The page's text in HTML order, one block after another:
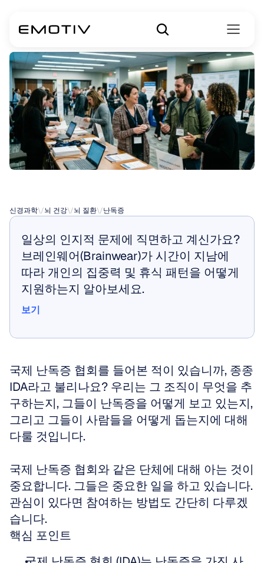
신경과학\/뇌 건강\/뇌 질환\/난독증
일상의 인지적 문제에 직면하고 계신가요?
브레인웨어(Brainwear)가 시간이 지남에
따라 개인의 집중력 및 휴식 패턴을 어떻게
지원하는지 알아보세요.
보기
국제 난독증 협회를 들어본 적이 있습니까, 종종
IDA라고 불리나요? 우리는 그 조직이 무엇을 추
구하는지, 그들이 난독증을 어떻게 보고 있는지,
그리고 그들이 사람들을 어떻게 돕는지에 대해
다룰 것입니다.
국제 난독증 협회와 같은 단체에 대해 아는 것이
중요합니다. 그들은 중요한 일을 하고 있습니다.
관심이 있다면 참여하는 방법도 간단히 다루겠
습니다.
핵심 포인트